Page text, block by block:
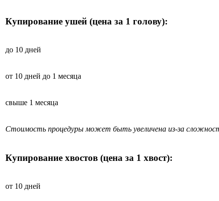
Купирование ушей (цена за 1 голову):
до 10 дней
от 10 дней до 1 месяца
свыше 1 месяца
Стоимость процедуры может быть увеличена из-за
Купирование хвостов (цена за 1 хвост):
от 10 дней